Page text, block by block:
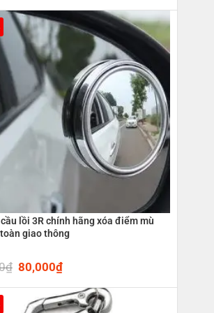
was:
45,000₫.
is:
29,000₫.
lồi 3R chính hãng xóa điểm mù
giao thông
₫ Original
was:
99,000₫.
80,000₫Current
is:
80,000₫.